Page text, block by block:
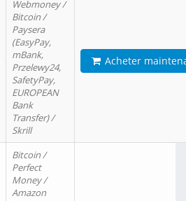
Webmoney /
Bitcoin /
Paysera
(EasyPay,
mBank,
Przelewy24,
SafetyPay,
EUROPEAN
Bank
Transfer) /
Skrill
Acheter
Bitcoin /
Perfect
Money /
Amazon